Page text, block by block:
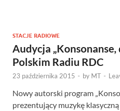
STACJE RADIOWE
Audycja „Konsonanse,
Polskim Radiu RDC
23 października 2015 - by MT -
Nowy autorski program
prezentujący muzykę